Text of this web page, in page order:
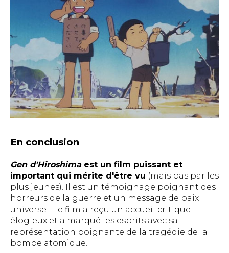
En conclusion
Gen d'Hiroshimaest un film puissant et
important qui mérite d'être vu (mais pas par les
plus jeunes). Il est un témoignage poignant des
horreurs de la guerre et un message de paix
universel. Le film a reçu un accueil critique
élogieux et a marqué les esprits avec sa
représentation poignante de la tragédie de la
bombe atomique.